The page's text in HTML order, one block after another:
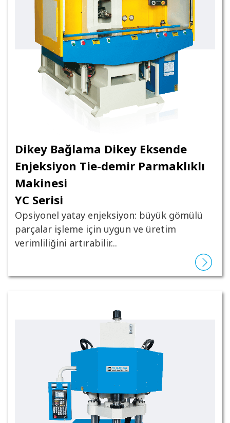
Dikey Bağlama Dikey Eksende
Enjeksiyon Tie-demir Parmaklıklı
Makinesi
YC Serisi
Opsiyonel yatay enjeksiyon: büyük gömülü
parçalar işleme için uygun ve üretim
verimliliğini artırabilir...